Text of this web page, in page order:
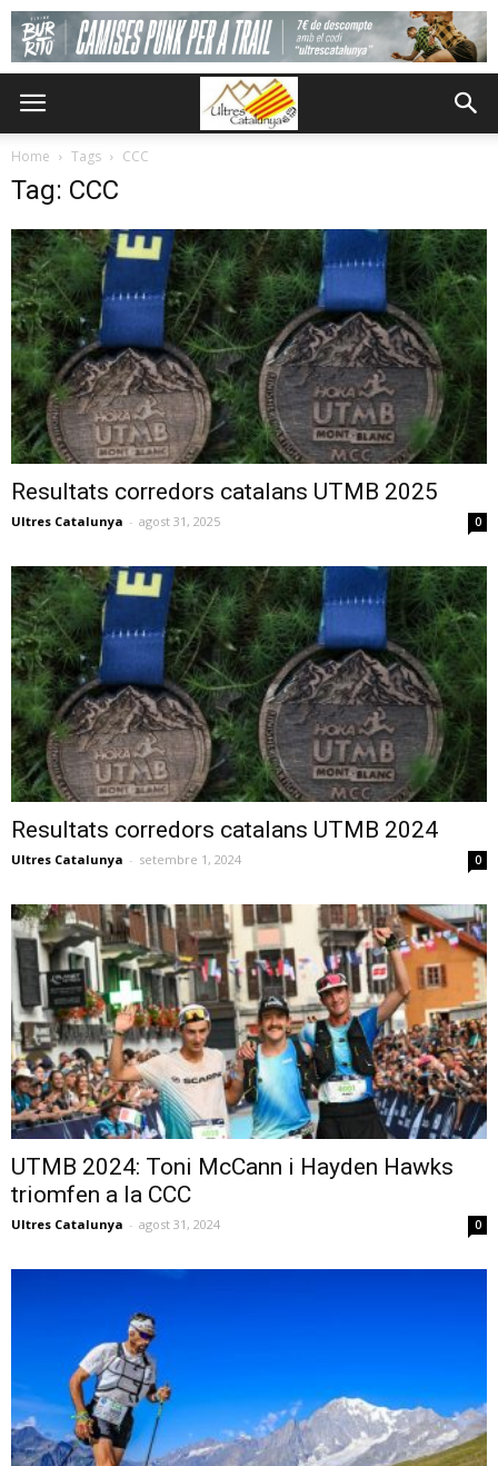
Home Tags CCC
Tag: CCC
Resultats corredors catalans UTMB 2025
Ultres Catalunya - agost 31, 2025 0
Resultats corredors catalans UTMB 2024
Ultres Catalunya - setembre 1, 2024 0
UTMB 2024: Toni McCann i Hayden Hawks
triomfen a la CCC
Ultres Catalunya - agost 31, 2024 0